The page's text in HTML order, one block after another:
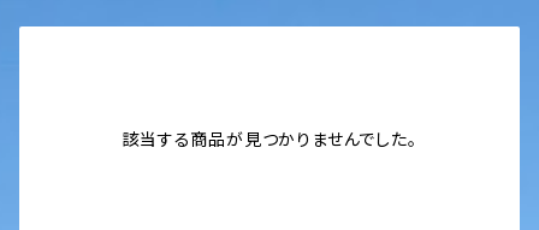
該当する商品が見つかりませんでした。